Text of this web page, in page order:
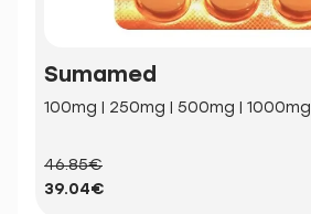
Sumamed
100mg | 250mg | 500mg | 1000mg
46.85€
39.04€